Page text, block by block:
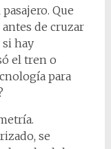
Que
antes de cruzar
hay
el tren o
para
se